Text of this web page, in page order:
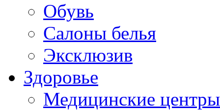
Обувь
Салоны белья
Эксклюзив
Здоровье
Медицинские центры